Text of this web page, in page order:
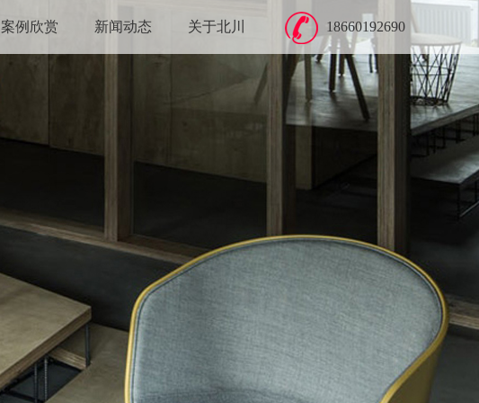
案例欣赏 新闻动态 关于北川 18660192690